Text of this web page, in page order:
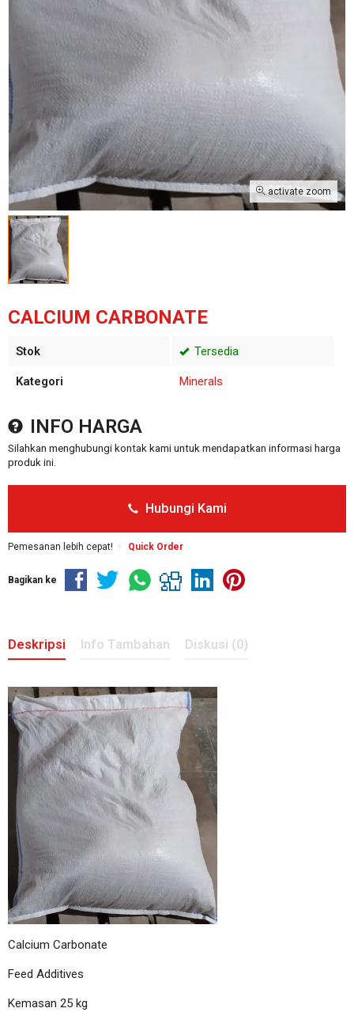
activate zoom
CALCIUM CARBONATE
Stok Tersedia
Kategori Minerals
INFO HARGA
Silahkan menghubungi kontak kami untuk mendapatkan informasi harga
produk ini.
Hubungi Kami
Pemesanan lebih cepat! Quick Order
Bagikan ke
Deskripsi Info Tambahan Diskusi (0)
Calcium Carbonate
Feed Additives
Kemasan 25 kg